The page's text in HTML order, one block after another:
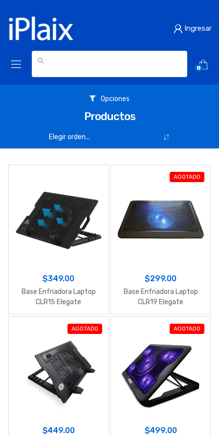
Ingresar
0
Opciones
Productos
$349.00
Base Enfriadora Laptop
CLR15 Elegate
AGOTADO
$299.00
Base Enfriadora Laptop
CLR19 Elegate
AGOTADO
$449.00
AGOTADO
$499.00